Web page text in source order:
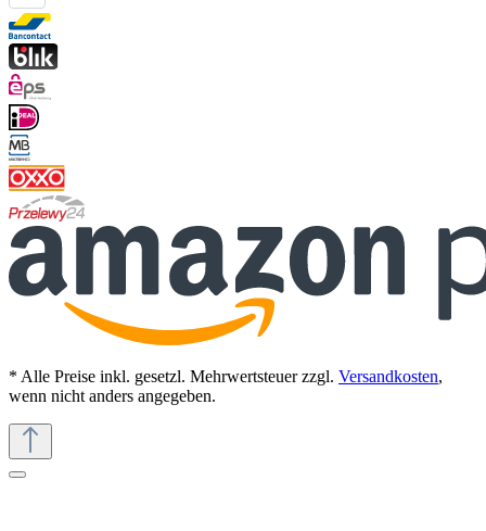
* Alle Preise inkl. gesetzl. Mehrwertsteuer zzgl. Versandkosten,
wenn nicht anders angegeben.